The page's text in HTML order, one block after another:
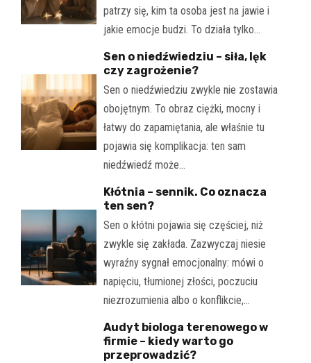
patrzy się, kim ta osoba jest na jawie i
jakie emocje budzi. To działa tylko…
Sen o niedźwiedziu – siła, lęk
czy zagrożenie?
Sen o niedźwiedziu zwykle nie zostawia
obojętnym. To obraz ciężki, mocny i
łatwy do zapamiętania, ale właśnie tu
pojawia się komplikacja: ten sam
niedźwiedź może…
Kłótnia – sennik. Co oznacza
ten sen?
Sen o kłótni pojawia się częściej, niż
zwykle się zakłada. Zazwyczaj niesie
wyraźny sygnał emocjonalny: mówi o
napięciu, tłumionej złości, poczuciu
niezrozumienia albo o konflikcie,…
Audyt biologa terenowego w
firmie – kiedy warto go
przeprowadzić?